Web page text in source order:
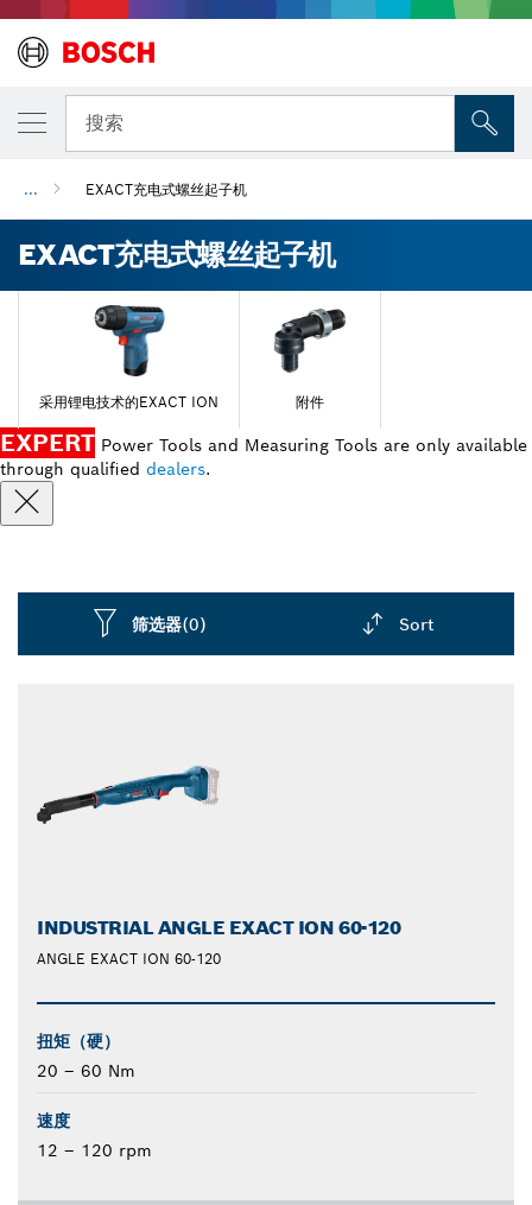
搜索
... EXACT充电式螺丝起子机
EXACT充电式螺丝起子机
采用锂电技术的EXACT ION 附件
EXPERT Power Tools and Measuring Tools are only available
through qualified dealers.
筛选器(0) Sort
INDUSTRIAL ANGLE EXACT ION 60-120
ANGLE EXACT ION 60-120
扭矩（硬）
20 – 60 Nm
速度
12 – 120 rpm